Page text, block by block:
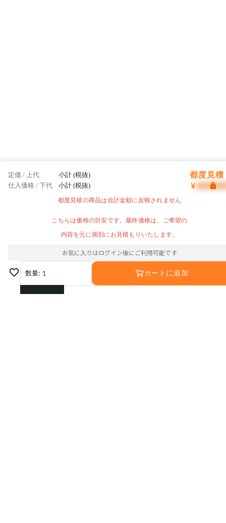
定価 / 上代 小計 (税抜) 都度見積
仕入価格 / 下代 小計 (税抜) ¥
都度見積の商品は合計金額に反映されません
こちらは価格の目安です。最終価格は、ご希望の
内容を元に個別にお見積もりいたします。
お気に入りはログイン後にご利用可能です
数量: 1
1
カートに追加